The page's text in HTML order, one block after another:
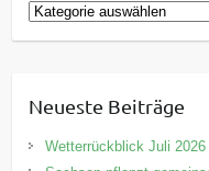
K
a
g
o
Neueste Beiträge
Wetterrückblick Juli 2026